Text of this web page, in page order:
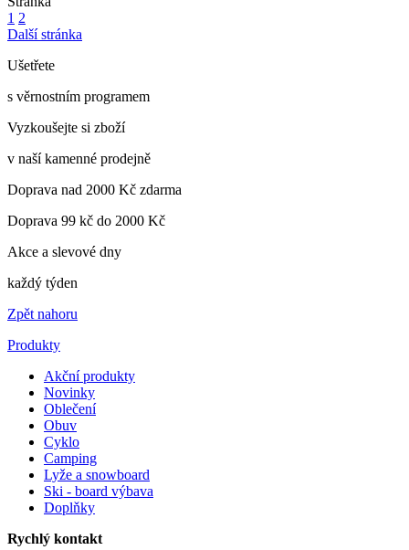
1 2
Další stránka
Ušetřete
s věrnostním programem
Vyzkoušejte si zboží
v naší kamenné prodejně
Doprava nad 2000 Kč zdarma
Doprava 99 kč do 2000 Kč
Akce a slevové dny
každý týden
Zpět nahoru
Produkty
Akční produkty
Novinky
Oblečení
Obuv
Cyklo
Camping
Lyže a snowboard
Ski - board výbava
Doplňky
Rychlý kontakt